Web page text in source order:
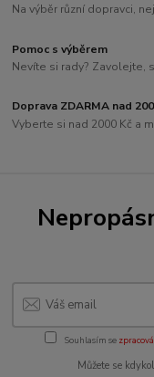
Na výběr různí dopravci,
Pomoc s výběrem
Nevíte si rady? Zavolejte,
Doprava ZDARMA nad
Vyberte si nad 2000 Kč a
Souhlasím se
Můžete se